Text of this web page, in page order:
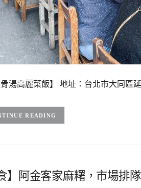
骨湯高麗菜飯】 地址：台北市大同區
READING
】阿金客家麻糬，市場排